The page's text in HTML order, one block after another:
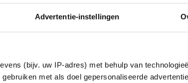
Advertentie-instellingen
(bijv. uw IP-adres) met behulp van
met als doel gepersonaliseerde
‘Werken
CNV-leden
Abbott.